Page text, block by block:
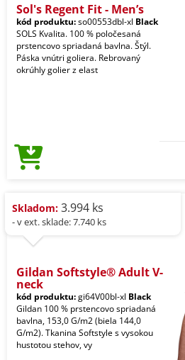
Sol's Regent Fit - Men’s
kód produktu:so00553dbl-xl Black
SOLS Kvalita. 100 % poločesaná
prstencovo spriadaná bavlna. Štýl.
Páska vnútri goliera. Rebrovaný
okrúhly golier z elast
Skladom: 3.994 ks
- v ext. sklade: 7.740 ks
Gildan Softstyle® Adult V-
neck
kód produktu:gi64V00bl-xl Black
Gildan 100 % prstencovo spriadaná
bavlna, 153,0 G/m2 (biela 144,0
G/m2). Tkanina Softstyle s vysokou
hustotou stehov, vy